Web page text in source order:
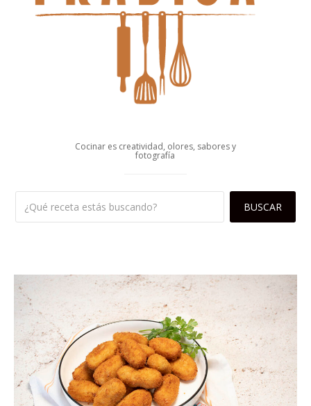
Cocinar es creatividad, olores, sabores y
fotografía